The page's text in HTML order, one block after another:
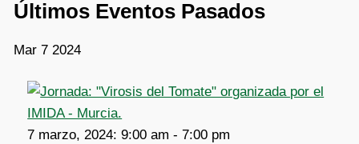
Últimos Eventos Pasados
Mar72024
7 marzo, 2024: 9:00 am -7:00 pm